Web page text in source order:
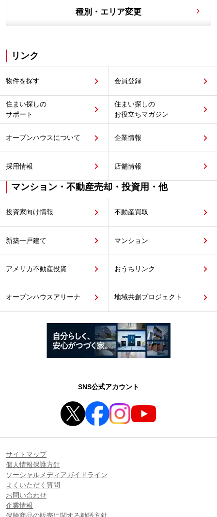
種別・エリア変更
リンク
物件を探す 会員登録
住まい探しの
サポート
住まい探しの
お役立ちマガジン
オープンハウスについて 企業情報
採用情報 店舗情報
マンション・不動産売却・投資用・他
投資家向け情報 不動産買取
新築一戸建て マンション
アメリカ不動産投資 おうちリンク
オープンハウスアリーナ 地域共創プロジェクト
SNS公式アカウント
サイトマップ
個人情報保護方針
ソーシャルメディアガイドライン
よくいただく質問
お問い合わせ
企業情報